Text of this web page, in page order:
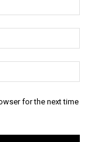
for the next time